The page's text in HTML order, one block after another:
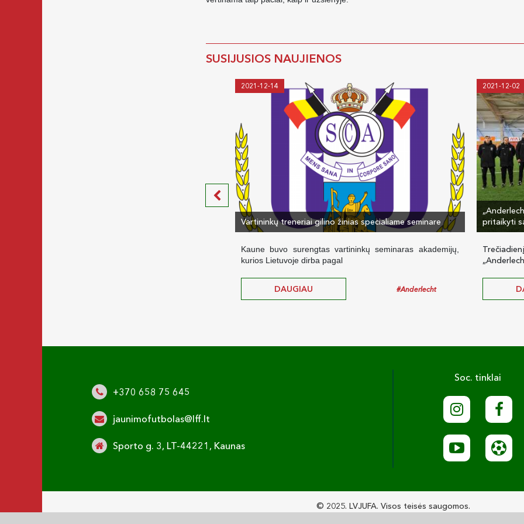
SUSIJUSIOS NAUJIENOS
2021-12-14
Vartininkų treneriai gilino žinias specialiame seminare
Kaune buvo surengtas vartininkų seminaras akademijų,
kurios Lietuvoje dirba pagal
DAUGIAU #Anderlecht
2021-12-02
pritaikyti
+370 658 75 645
jaunimofutbolas@lff.lt
Sporto g. 3, LT-44221, Kaunas
Soc. tinklai
© 2025. LVJUFA. Visos teisės saugomos.